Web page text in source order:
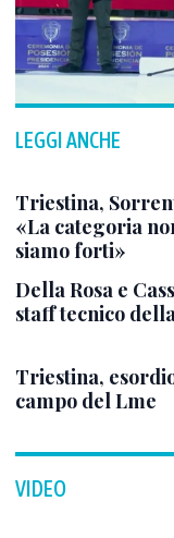
LEGGI ANCHE
Triestina,
«La categoria
siamo forti»
Della Rosa e
staff tecnico
Triestina,
campo del Lme
VIDEO